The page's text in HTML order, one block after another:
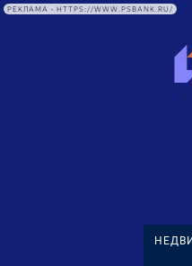
РЕКЛАМА • HTTPS://WWW.PSBANK.RU/